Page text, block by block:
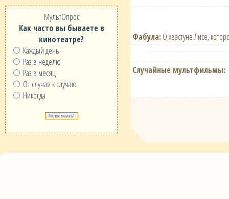
МультОпрос
Как часто вы бываете в
кинотеатре?
Каждый день
Раз в неделю
Раз в месяц
От случая к случаю
Никогда
Фабула: О хвастуне Лисе,
Случайные мультфильмы: